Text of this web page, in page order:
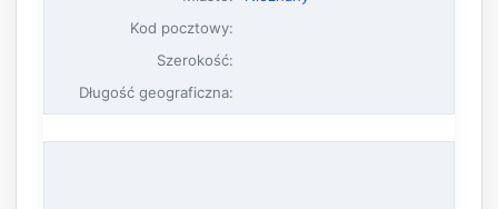
Kod pocztowy:
Szerokość:
Długość geograficzna: